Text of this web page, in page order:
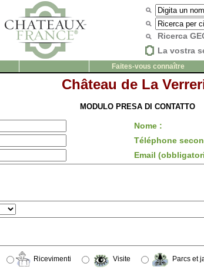
Ricerca
La vostra
Faites-vous connaître
Château de La
MODULO PRESA DI CONTATTO
Nome :
Téléphone
Email
Ricevimenti Visite
Parcs et